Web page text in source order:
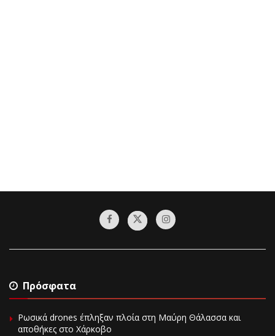
Πρόσφατα
Ρωσικά drones έπληξαν πλοία στη Μαύρη Θάλασσα και
αποθήκες στο Χάρκοβο